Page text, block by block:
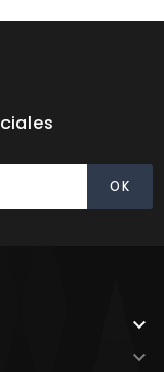

